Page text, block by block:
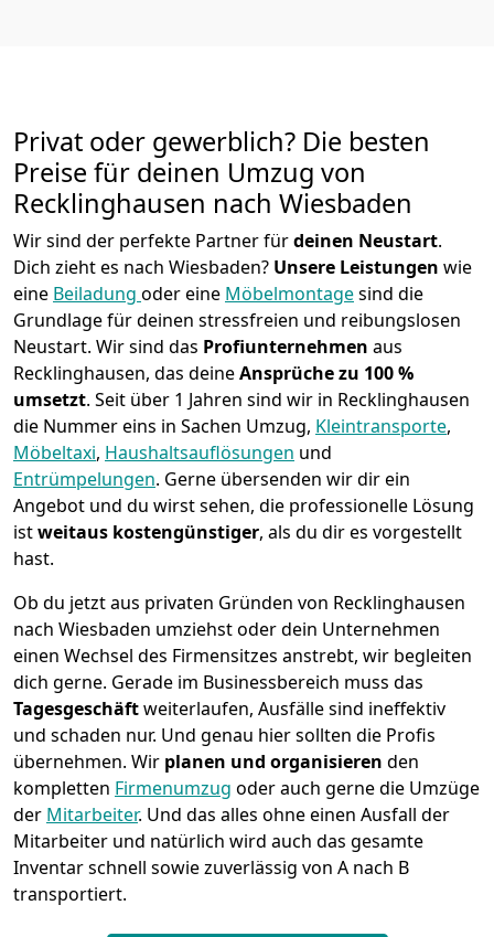
Privat oder gewerblich? Die besten
Preise für deinen Umzug von
Recklinghausen nach Wiesbaden
Wir sind der perfekte Partner fürdeinen Neustart.
Dich zieht es nach Wiesbaden? Unsere Leistungen wie
eine Beiladung oder eine Möbelmontagesind die
Grundlage für deinen stressfreien und reibungslosen
Neustart. Wir sind das Profiunternehmen aus
Recklinghausen, das deineAnsprüche zu 100 %
umsetzt. Seit über 1 Jahren sind wir in Recklinghausen
die Nummer eins in Sachen Umzug, Kleintransporte,
Möbeltaxi, Haushaltsauflösungen und
Entrümpelungen. Gerne übersenden wir dir ein
Angebot und du wirst sehen, die professionelle Lösung
istweitaus kostengünstiger, als du dir es vorgestellt
hast.
Ob du jetzt aus privaten Gründen von Recklinghausen
nach Wiesbaden umziehst oder dein Unternehmen
einen Wechsel des Firmensitzes anstrebt, wir begleiten
dich gerne. Gerade im Businessbereich muss das
Tagesgeschäftweiterlaufen, Ausfälle sind ineffektiv
und schaden nur. Und genau hier sollten die Profis
übernehmen. Wir planen und organisieren den
kompletten Firmenumzug oder auch gerne die Umzüge
der Mitarbeiter. Und das alles ohne einen Ausfall der
Mitarbeiter und natürlich wird auch das gesamte
Inventar schnell sowie zuverlässig von A nach B
transportiert.